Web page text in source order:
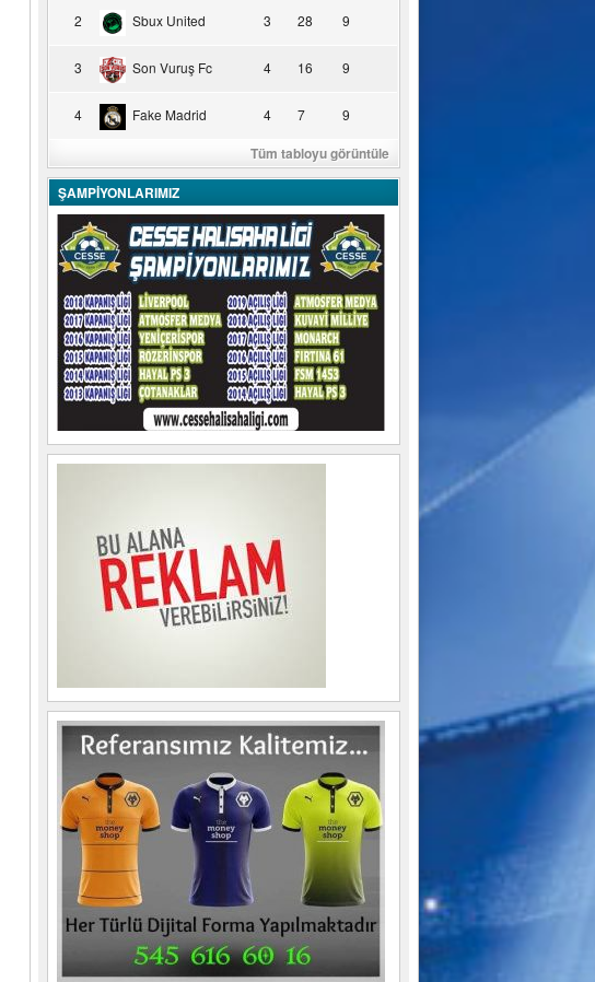
2 Sbux United 3 28 9
3 Son Vuruş Fc 4 16 9
4 Fake Madrid 4 7 9
Tüm tabloyu görüntüle
ŞAMPİYONLARIMIZ